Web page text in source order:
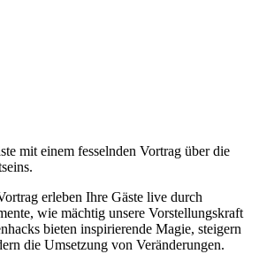
mit einem fesselnden Vortrag über die
erleben Ihre Gäste live durch
wie mächtig unsere Vorstellungskraft
bieten inspirierende Magie, steigern
die Umsetzung von Veränderungen.